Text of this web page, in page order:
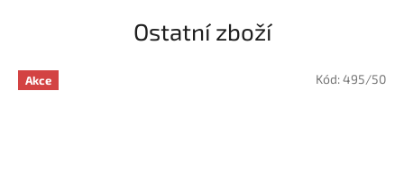
Ostatní zboží
Akce Kód:495/50